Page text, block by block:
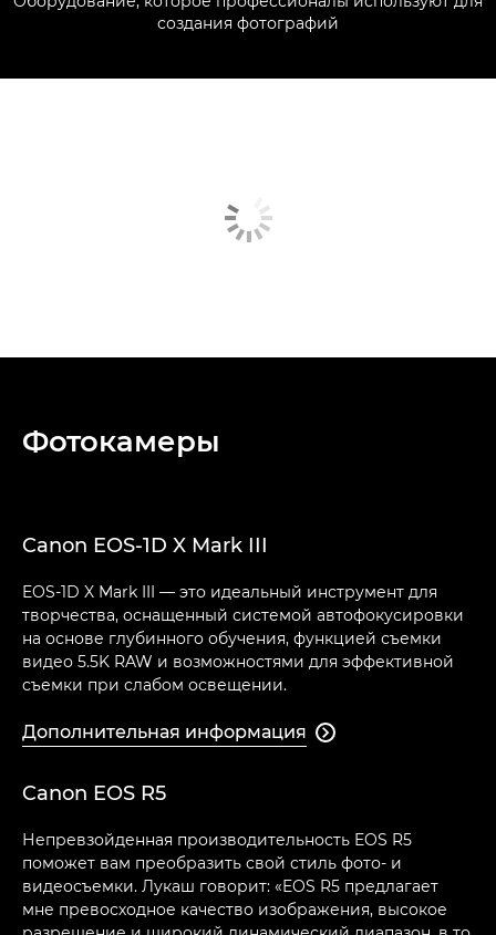
создания фотографий
Фотокамеры
Canon EOS-1D X Mark III
EOS-1D X Mark III — это идеальный инструмент для
творчества, оснащенный системой автофокусировки
на основе глубинного обучения, функцией съемки
видео 5.5K RAW и возможностями для эффективной
съемки при слабом освещении.
Дополнительная информация 
Canon EOS R5
Непревзойденная производительность EOS R5
поможет вам преобразить свой стиль фото- и
видеосъемки. Лукаш говорит: «EOS R5 предлагает
мне превосходное качество изображения, высокое